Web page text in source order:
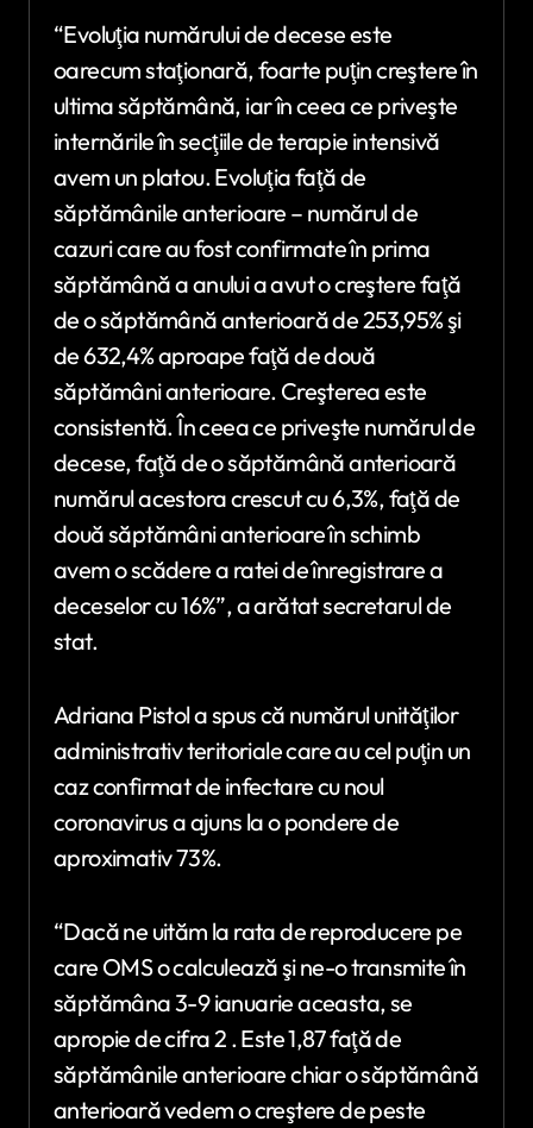
“Evoluţia numărului de decese este
oarecum staţionară, foarte puţin creştere în
ultima săptămână, iar în ceea ce priveşte
internările în secţiile de terapie intensivă
avem un platou. Evoluţia faţă de
săptămânile anterioare – numărul de
cazuri care au fost confirmate în prima
săptămână a anului a avut o creştere faţă
de o săptămână anterioară de 253,95% şi
de 632,4% aproape faţă de două
săptămâni anterioare. Creşterea este
consistentă. În ceea ce priveşte numărul de
decese, faţă de o săptămână anterioară
numărul acestora crescut cu 6,3%, faţă de
două săptămâni anterioare în schimb
avem o scădere a ratei de înregistrare a
deceselor cu 16%”, a arătat secretarul de
stat.
Adriana Pistol a spus că numărul unităţilor
administrativ teritoriale care au cel puţin un
caz confirmat de infectare cu noul
coronavirus a ajuns la o pondere de
aproximativ 73%.
“Dacă ne uităm la rata de reproducere pe
care OMS o calculează şi ne-o transmite în
săptămâna 3-9 ianuarie aceasta, se
apropie de cifra 2 . Este 1,87 faţă de
săptămânile anterioare chiar o săptămână
anterioară vedem o creştere de peste